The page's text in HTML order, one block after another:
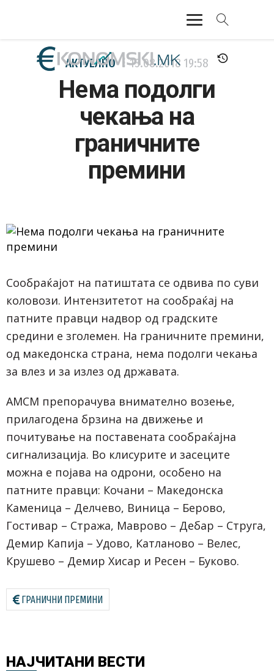
АКТУЕЛНО
ЕКОНОМИЈА
ФИНАНСИИ
БАНКАРСТВО
АКТУЕЛНО 13.08.2018 19:58
Нема подолги
чекања на
граничните
премини
Сообраќајот на патиштата се одвива по суви
коловози. Интензитетот на сообраќај на
патните правци надвор од градските
средини е зголемен. На граничните премини,
од македонска страна, нема подолги чекања
за влез и за излез од државата.
АМСМ препорачува внимателно возење,
прилагодена брзина на движење и
почитување на поставената сообраќајна
сигнализација. Во клисурите и засеците
можна е појава на одрони, особено на
патните правци: Кочани – Македонска
Каменица – Делчево, Виница – Берово,
Гостивар – Стража, Маврово – Дебар – Струга,
Демир Капија – Удово, Катланово – Велес,
Крушево – Демир Хисар и Ресен – Буково.
ГРАНИЧНИ ПРЕМИНИ
НАЈЧИТАНИ ВЕСТИ